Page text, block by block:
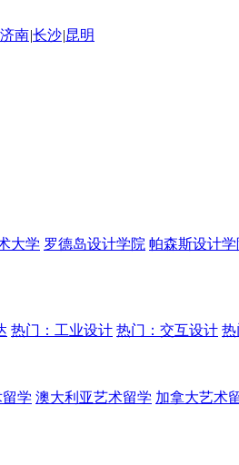
济南|长沙|昆明
大学 罗德岛设计学院 帕森斯设计学
热门：工业设计 热门：交互设计 热
学 澳大利亚艺术留学 加拿大艺术